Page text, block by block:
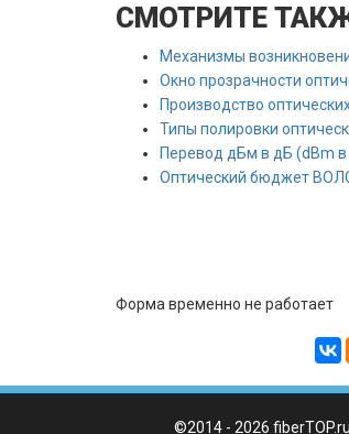
СМОТРИТЕ
Механизмы
Окно прозрачности
Производство
Типы полировки
Перевод дБм в дБ (dBm
Оптический бюджет
Форма временно не работает
©2014 - 2026